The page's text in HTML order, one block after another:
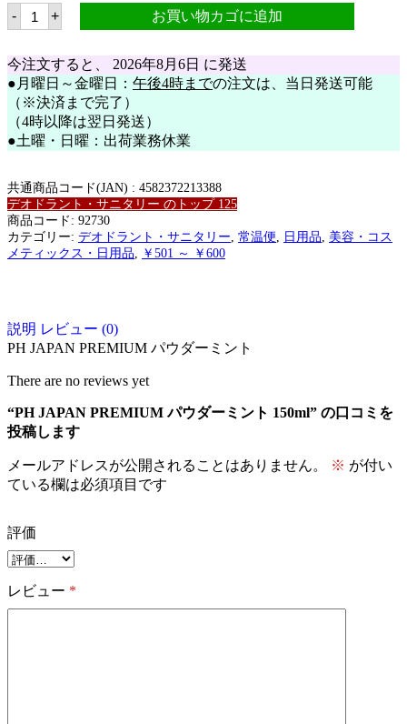
- PH
JAPAN
ウ
ダ
ー
ミ
ン
ト
150ml
+ お買い物カゴに追加
今注文すると、 2026年8月6日 に発送
●月曜日～金曜日： 午後4時までの注文は、当日発送可能
（※決済まで完了）
（4時以降は翌日発送）
●土曜・日曜：出荷業務休業
共通商品コード(JAN) : 4582372213388
デオドラント・サニタリー のトップ 125
商品コード: 92730
カテゴリー: デオドラント・サニタリー, 常温便, 日用品, 美容・コス
メティックス・日用品, ￥501 ～ ￥600
説明 レビュー (0)
PH JAPAN PREMIUM パウダーミント
There are no reviews yet
“PH JAPAN PREMIUM パウダーミント 150ml” の口コミを
投稿します
メールアドレスが公開されることはありません。 ※ が付い
ている欄は必須項目です
評価
レビュー *